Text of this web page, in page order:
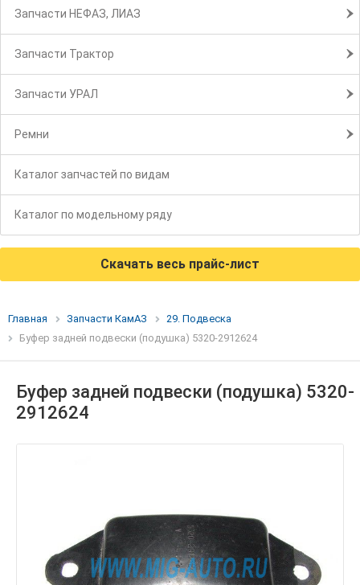
Запчасти НЕФАЗ, ЛИАЗ
Запчасти Трактор
Запчасти УРАЛ
Ремни
Каталог запчастей по видам
Каталог по модельному ряду
Скачать весь прайс-лист
Главная Запчасти КамАЗ
29. Подвеска
Буфер задней подвески (подушка) 5320-2912624
Буфер задней подвески (подушка) 5320-
2912624